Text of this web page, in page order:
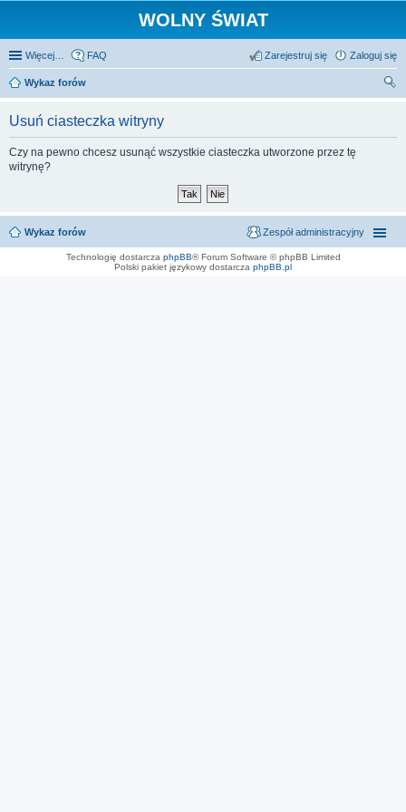
WOLNY ŚWIAT
Więcej… FAQ Zaloguj się
Zarejestruj się
Wykaz forów
Usuń ciasteczka witryny
Czy na pewno chcesz usunąć wszystkie ciasteczka utworzone przez tę
witrynę?
Wykaz forów Zespół administracyjny
Technologię dostarcza phpBB® Forum Software © phpBB Limited
Polski pakiet językowy dostarcza phpBB.pl